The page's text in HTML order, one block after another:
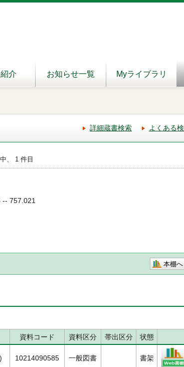
介 お知らせ一覧 Myライブラリ
詳細蔵書検索 よくある
、 1 件目
757.021
本棚へ
資料コード 資料区分 帯出区分 状態
10214090585 一般図書 書架